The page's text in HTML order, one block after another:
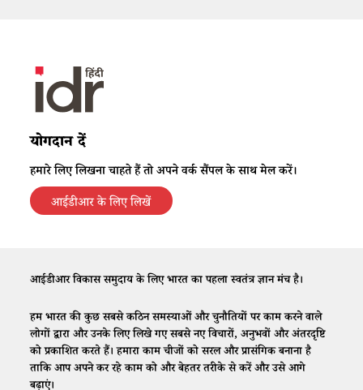
योगदान दें
हमारे लिए लिखना चाहते हैं तो अपने वर्क सैंपल के साथ मेल करें।
आईडीआर के लिए लिखें
आईडीआर विकास समुदाय के लिए भारत का पहला स्वतंत्र ज्ञान मंच है।
हम भारत की कुछ सबसे कठिन समस्याओं और चुनौतियों पर काम करने वाले
लोगों द्वारा और उनके लिए लिखे गए सबसे नए विचारों, अनुभवों और अंतरदृष्टि
को प्रकाशित करते हैं। हमारा काम चीजों को सरल और प्रासंगिक बनाना है
ताकि आप अपने कर रहे काम को और बेहतर तरीके से करें और उसे आगे